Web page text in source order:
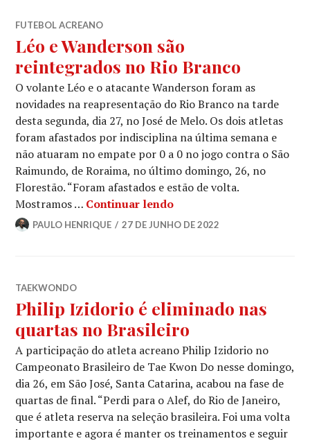
FUTEBOL ACREANO
Léo e Wanderson são
reintegrados no Rio Branco
O volante Léo e o atacante Wanderson foram as
novidades na reapresentação do Rio Branco na tarde
desta segunda, dia 27, no José de Melo. Os dois atletas
foram afastados por indisciplina na última semana e
não atuaram no empate por 0 a 0 no jogo contra o São
Raimundo, de Roraima, no último domingo, 26, no
Florestão. “Foram afastados e estão de volta.
Mostramos … Continuar lendo
PAULO HENRIQUE 27 DE JUNHO DE 2022
TAEKWONDO
Philip Izidorio é eliminado nas
quartas no Brasileiro
A participação do atleta acreano Philip Izidorio no
Campeonato Brasileiro de Tae Kwon Do nesse domingo,
dia 26, em São José, Santa Catarina, acabou na fase de
quartas de final. “Perdi para o Alef, do Rio de Janeiro,
que é atleta reserva na seleção brasileira. Foi uma volta
importante e agora é manter os treinamentos e seguir